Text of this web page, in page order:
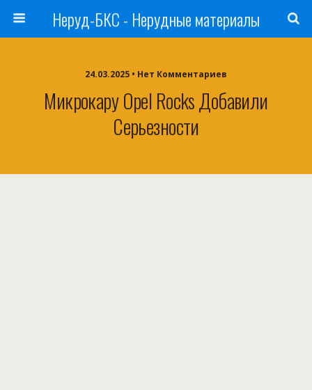
Неруд-БКС - Нерудные материалы
24.03.2025 • Нет Комментариев
Микрокару Opel Rocks Добавили
Серьезности